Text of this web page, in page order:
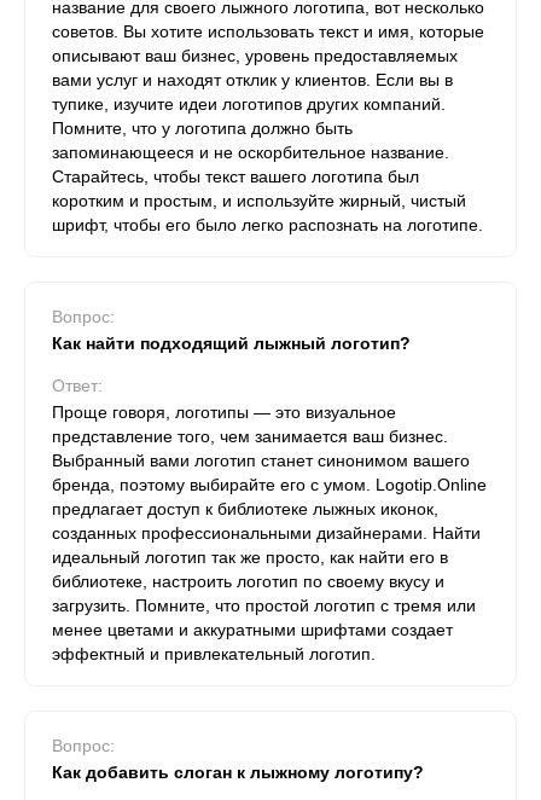
название для своего лыжного логотипа, вот несколько
советов. Вы хотите использовать текст и имя, которые
описывают ваш бизнес, уровень предоставляемых
вами услуг и находят отклик у клиентов. Если вы в
тупике, изучите идеи логотипов других компаний.
Помните, что у логотипа должно быть
запоминающееся и не оскорбительное название.
Старайтесь, чтобы текст вашего логотипа был
коротким и простым, и используйте жирный, чистый
шрифт, чтобы его было легко распознать на логотипе.
Вопрос:
Как найти подходящий лыжный логотип?
Ответ:
Проще говоря, логотипы — это визуальное
представление того, чем занимается ваш бизнес.
Выбранный вами логотип станет синонимом вашего
бренда, поэтому выбирайте его с умом. Logotip.Online
предлагает доступ к библиотеке лыжных иконок,
созданных профессиональными дизайнерами. Найти
идеальный логотип так же просто, как найти его в
библиотеке, настроить логотип по своему вкусу и
загрузить. Помните, что простой логотип с тремя или
менее цветами и аккуратными шрифтами создает
эффектный и привлекательный логотип.
Вопрос:
Как добавить слоган к лыжному логотипу?